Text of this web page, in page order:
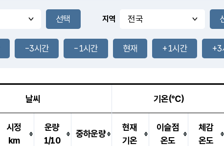
풍도
1.4m/s
-mm
30.4
℃
31.0℃
2.1m/s
-mm
-mm
지역
-3시간 -1시간 현재 +1시간 +3
날씨 기온(℃)
시정
km
운량
1/10
중하운량
현재
기온
이슬점
온도
체감
온도